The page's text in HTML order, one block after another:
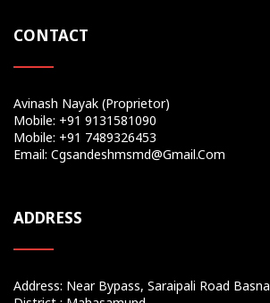
CONTACT
Avinash Nayak (Proprietor)
Mobile: +91 9131581090
Mobile: +91 7489326453
Email: Cgsandeshmsmd@gmail.com
ADDRESS
Address: Near Bypass, Saraipali Road Basna